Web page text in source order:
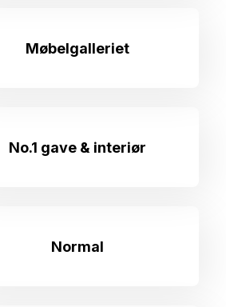
Møbelgalleriet
No.1 gave & interiør
Normal